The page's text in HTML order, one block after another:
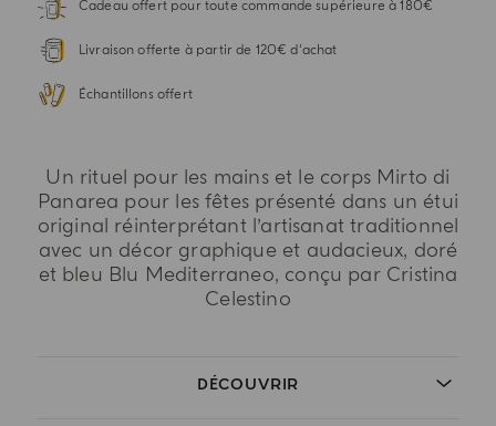
Cadeau offert pour toute commande supérieure à 180€
Livraison offerte à partir de 120€ d'achat
Échantillons offert
Un rituel pour les mains et le corps Mirto di
Panarea pour les fêtes présenté dans un étui
original réinterprétant l’artisanat traditionnel
avec un décor graphique et audacieux, doré
et bleu Blu Mediterraneo, conçu par Cristina
Celestino
DÉCOUVRIR